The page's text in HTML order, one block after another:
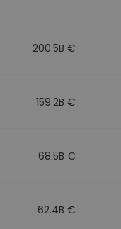
200.5B €
159.2B €
68.5B €
62.4B €